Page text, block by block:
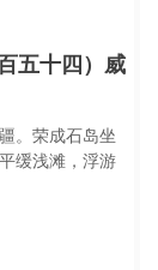
五十四）威
。荣成石岛坐
缓浅滩，浮游